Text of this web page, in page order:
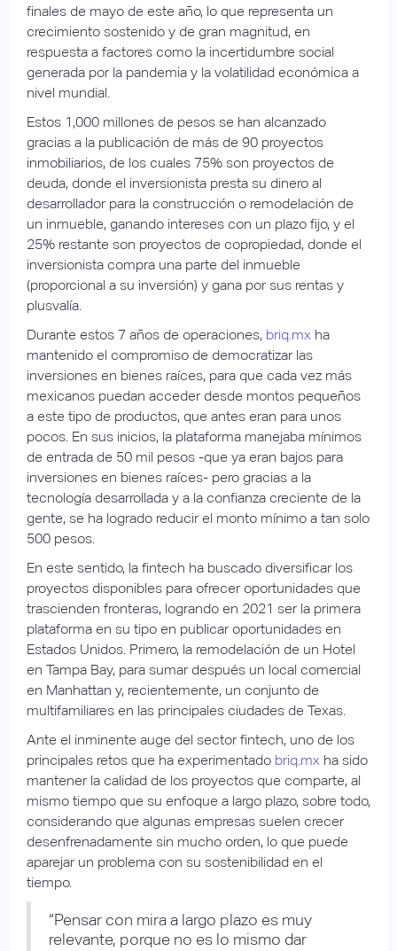
finales de mayo de este año, lo que representa un
crecimiento sostenido y de gran magnitud, en
respuesta a factores como la incertidumbre social
generada por la pandemia y la volatilidad económica a
nivel mundial.
Estos 1,000 millones de pesos se han alcanzado
gracias a la publicación de más de 90 proyectos
inmobiliarios, de los cuales 75% son proyectos de
deuda, donde el inversionista presta su dinero al
desarrollador para la construcción o remodelación de
un inmueble, ganando intereses con un plazo fijo, y el
25% restante son proyectos de copropiedad, donde el
inversionista compra una parte del inmueble
(proporcional a su inversión) y gana por sus rentas y
plusvalía.
Durante estos 7 años de operaciones, briq.mx ha
mantenido el compromiso de democratizar las
inversiones en bienes raíces, para que cada vez más
mexicanos puedan acceder desde montos pequeños
a este tipo de productos, que antes eran para unos
pocos. En sus inicios, la plataforma manejaba mínimos
de entrada de 50 mil pesos -que ya eran bajos para
inversiones en bienes raíces- pero gracias a la
tecnología desarrollada y a la confianza creciente de la
gente, se ha logrado reducir el monto mínimo a tan solo
500 pesos.
En este sentido, la fintech ha buscado diversificar los
proyectos disponibles para ofrecer oportunidades que
trascienden fronteras, logrando en 2021 ser la primera
plataforma en su tipo en publicar oportunidades en
Estados Unidos. Primero, la remodelación de un Hotel
en Tampa Bay, para sumar después un local comercial
en Manhattan y, recientemente, un conjunto de
multifamiliares en las principales ciudades de Texas.
Ante el inminente auge del sector fintech, uno de los
principales retos que ha experimentado briq.mx ha sido
mantener la calidad de los proyectos que comparte, al
mismo tiempo que su enfoque a largo plazo, sobre todo,
considerando que algunas empresas suelen crecer
desenfrenadamente sin mucho orden, lo que puede
aparejar un problema con su sostenibilidad en el
tiempo.
“Pensar con mira a largo plazo es muy
relevante, porque no es lo mismo dar